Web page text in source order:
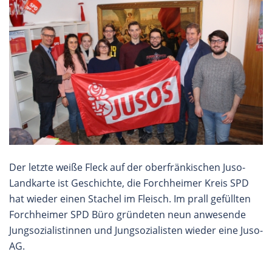
Der letzte weiße Fleck auf der oberfränkischen Juso-
Landkarte ist Geschichte, die Forchheimer Kreis SPD
hat wieder einen Stachel im Fleisch. Im prall gefüllten
Forchheimer SPD Büro gründeten neun anwesende
Jungsozialistinnen und Jungsozialisten wieder eine Juso-
AG.